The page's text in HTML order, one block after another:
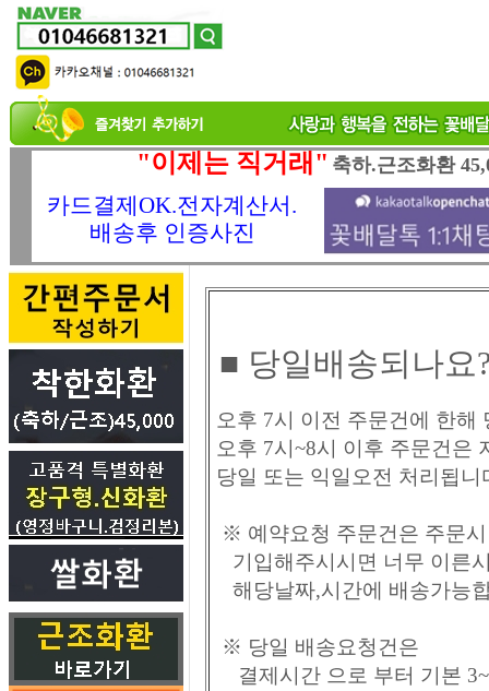
"이제는 직거래" 축하.근조화환
카드결제OK.전자계산서.
배송후 인증사진
■ 당일배송되나요
오후 7시 이전 주문건에 한해
오후 7시~8시 이후 주문건은
당일 또는 익일오전 처리됩니
※ 예약요청 주문건은 주문
기입해주시시면 너무 이른
해당날짜,시간에 배송가능
※ 당일 배송요청건은
결제시간 으로 부터 기본